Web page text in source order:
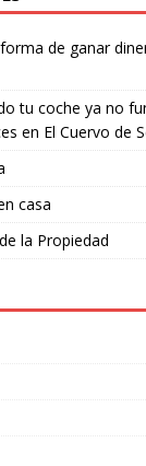
de ganar
tu coche ya no
en El Cuervo de
casa
la Propiedad